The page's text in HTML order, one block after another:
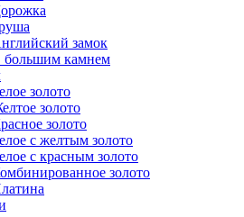
замок
большим камнем
золото
золото
золото
с желтым золото
с красным золото
золото